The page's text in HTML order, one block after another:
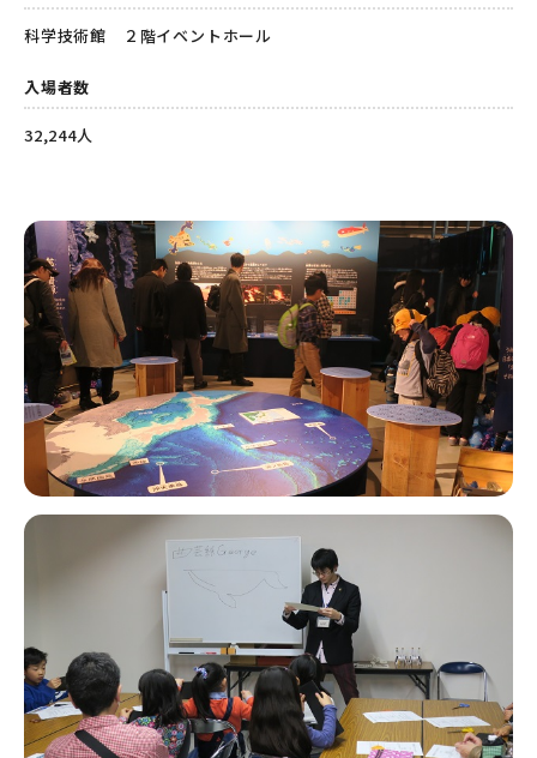
科学技術館 ２階イベントホール
入場者数
32,244人